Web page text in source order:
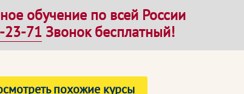
обучение по всей России
23-71 Звонок бесплатный!
похожие курсы